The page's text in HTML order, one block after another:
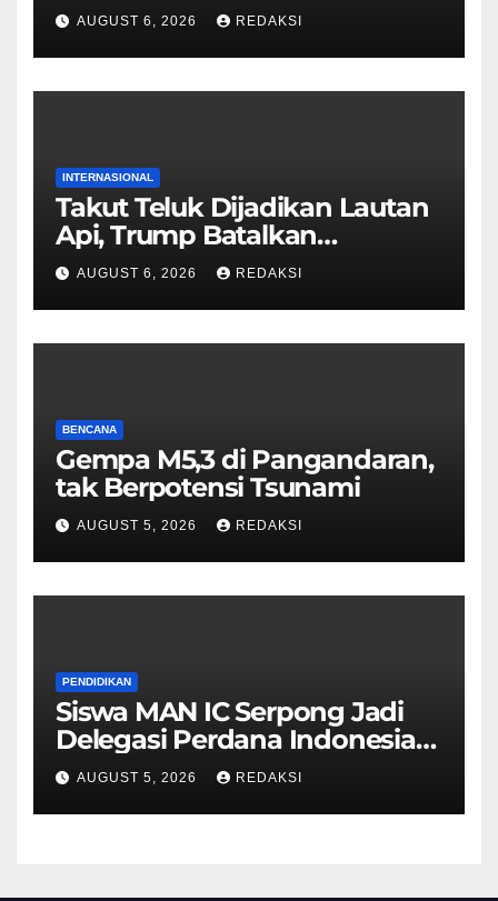
AUGUST 6, 2026 REDAKSI
INTERNASIONAL
Takut Teluk Dijadikan Lautan
Api, Trump Batalkan
Serangan ke Iran
AUGUST 6, 2026 REDAKSI
BENCANA
Gempa M5,3 di Pangandaran,
tak Berpotensi Tsunami
AUGUST 5, 2026 REDAKSI
PENDIDIKAN
Siswa MAN IC Serpong Jadi
Delegasi Perdana Indonesia
di Olimpiade Sains Nuklir
Internasional
AUGUST 5, 2026 REDAKSI